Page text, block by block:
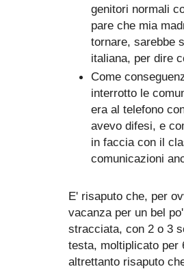
genitori normali
pare che mia
tornare, sarebbe
italiana, per dire
Come
interrotto le
era al telefono
avevo difesi, e
in faccia con il
comunicazioni
E' risaputo che, per
vacanza per un bel
stracciata, con 2 o 3
testa, moltiplicato per
altrettanto risaputo